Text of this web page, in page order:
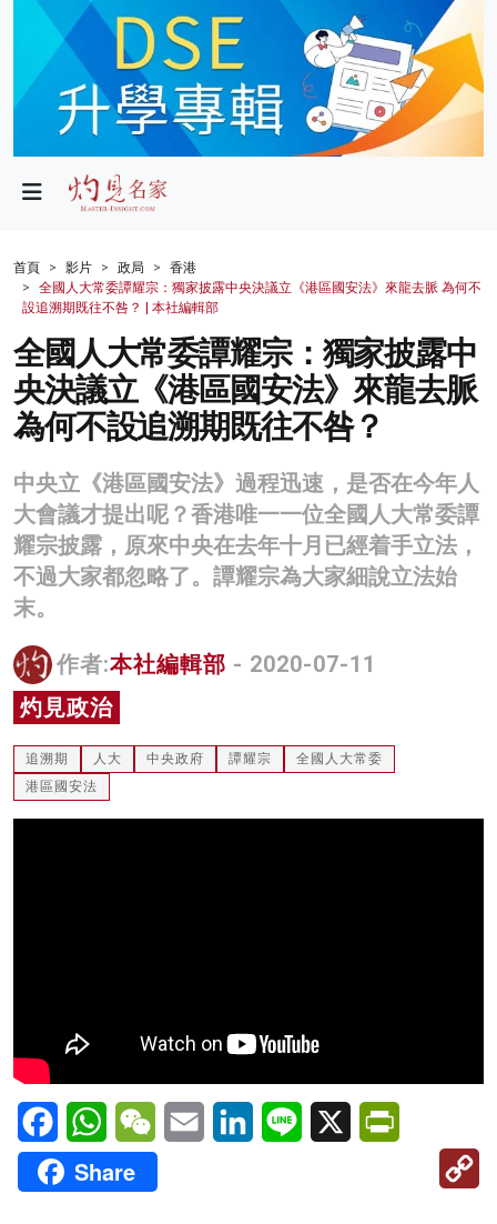
政局
財經
生活
健康
商業
科技
影片
名家榜
灼見活動
關於我們
首頁 影片 政局
香港
全國人大常委譚耀宗：獨家披露中央決議立《港區國安法》來龍去脈 為何不
設追溯期既往不咎？ | 本社編輯部
全國人大常委譚耀宗：獨家披露中
央決議立《港區國安法》來龍去脈
為何不設追溯期既往不咎？
中央立《港區國安法》過程迅速，是否在今年人
大會議才提出呢？香港唯一一位全國人大常委譚
耀宗披露，原來中央在去年十月已經着手立法，
不過大家都忽略了。譚耀宗為大家細說立法始
末。
作者:本社編輯部 - 2020-07-11
灼見政治
追溯期 人大 中央政府 譚耀宗
全國人大常委
港區國安法
FacebookWhatsAppWeChatEmail LinkedInLine X
Share